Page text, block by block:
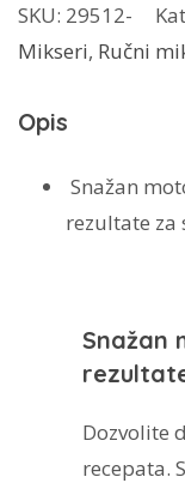
YourCollection
300
Bijela,
količina
SKU: 29512-
Mikseri, Ručni
Opis
Snažan
rezultate za
Snažan
Dozvolite
recepata.